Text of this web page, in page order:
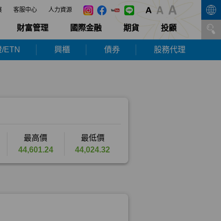
客服中心 人力資源
財富管理 國際金融 期貨 投顧
ETN 興櫃 債券 股務代理